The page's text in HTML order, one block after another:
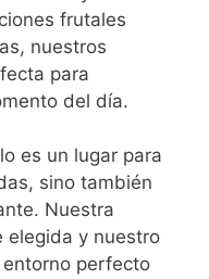
frutales
nuestros
para
del día.
es un lugar para
sino también
Nuestra
elegida y nuestro
perfecto